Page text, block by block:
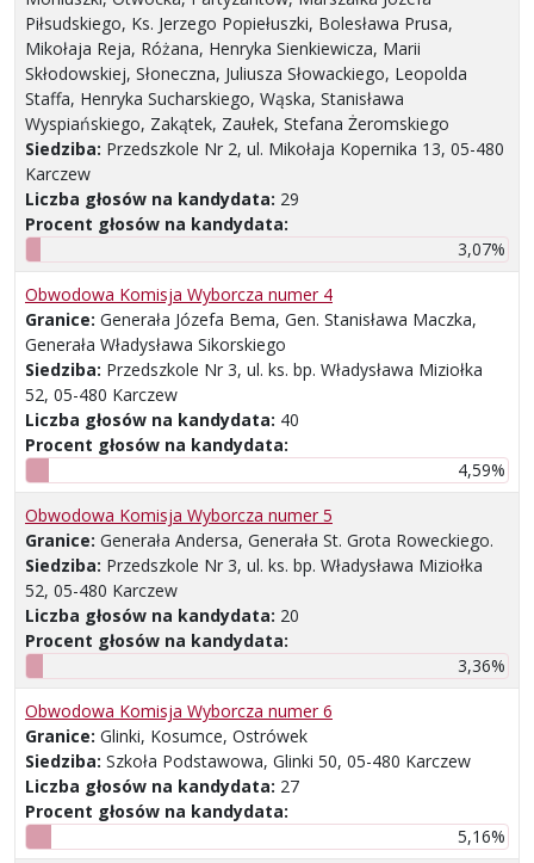
Piłsudskiego, Ks. Jerzego Popiełuszki, Bolesława Prusa,
Mikołaja Reja, Różana, Henryka Sienkiewicza, Marii
Skłodowskiej, Słoneczna, Juliusza Słowackiego, Leopolda
Staffa, Henryka Sucharskiego, Wąska, Stanisława
Wyspiańskiego, Zakątek, Zaułek, Stefana Żeromskiego
Siedziba: Przedszkole Nr 2, ul. Mikołaja Kopernika 13, 05-480
Karczew
Liczba głosów na kandydata: 29
Procent głosów na kandydata:
3,07%
Obwodowa Komisja Wyborcza numer 4
Granice: Generała Józefa Bema, Gen. Stanisława Maczka,
Generała Władysława Sikorskiego
Siedziba: Przedszkole Nr 3, ul. ks. bp. Władysława Miziołka
52, 05-480 Karczew
Liczba głosów na kandydata: 40
Procent głosów na kandydata:
4,59%
Obwodowa Komisja Wyborcza numer 5
Granice: Generała Andersa, Generała St. Grota Roweckiego.
Siedziba: Przedszkole Nr 3, ul. ks. bp. Władysława Miziołka
52, 05-480 Karczew
Liczba głosów na kandydata: 20
Procent głosów na kandydata:
3,36%
Obwodowa Komisja Wyborcza numer 6
Granice: Glinki, Kosumce, Ostrówek
Siedziba: Szkoła Podstawowa, Glinki 50, 05-480 Karczew
Liczba głosów na kandydata: 27
Procent głosów na kandydata:
5,16%